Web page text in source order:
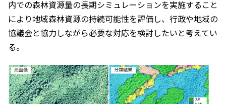
内での森林資源量の長期シミュレーションを実施すること
により地域森林資源の持続可能性を評価し、行政や地域の
協議会と協力しながら必要な対応を検討したいと考えてい
る。